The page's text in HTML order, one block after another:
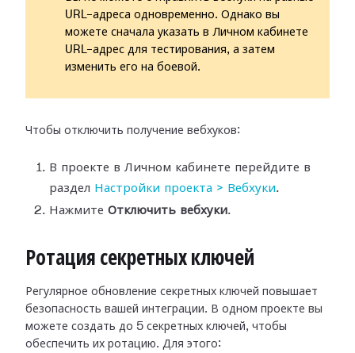
URL-адреса одновременно. Однако вы
можете сначала указать в Личном кабинете
URL-адрес для тестирования, а затем
изменить его на боевой.
Чтобы отключить получение вебхуков:
В проекте в Личном кабинете перейдите в
раздел Настройки проекта > Вебхуки.
Нажмите Отключить вебхуки.
Ротация секретных ключей
Регулярное обновление секретных ключей повышает
безопасность вашей интеграции. В одном проекте вы
можете создать до 5 секретных ключей, чтобы
обеспечить их ротацию. Для этого: